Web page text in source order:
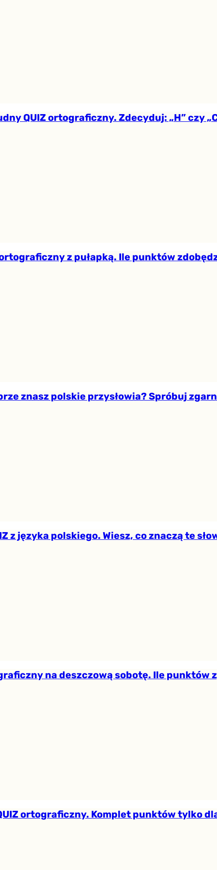
QUIZ ortograficzny. Zdecyduj: „H” czy
z pułapką. Ile punktów
znasz polskie przysłowia? Spróbuj
z języka polskiego. Wiesz, co znaczą te
na deszczową sobotę. Ile punktów
ortograficzny. Komplet punktów tylko